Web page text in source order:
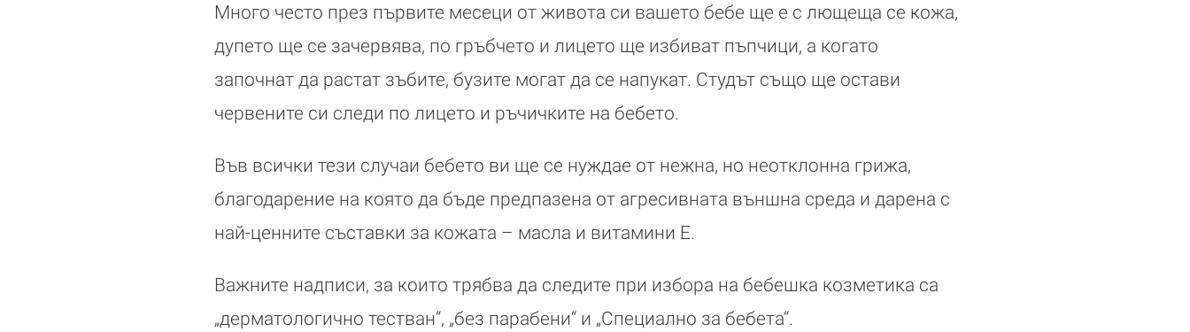
Много често през първите месеци от живота си вашето бебе ще е с лющеща се кожа,
дупето ще се зачервява, по гръбчето и лицето ще избиват пъпчици, а когато
започнат да растат зъбите, бузите могат да се напукат. Студът също ще остави
червените си следи по лицето и ръчичките на бебето.
Във всички тези случаи бебето ви ще се нуждае от нежна, но неотклонна грижа,
благодарение на която да бъде предпазена от агресивната външна среда и дарена с
най-ценните съставки за кожата – масла и витамини Е.
Важните надписи, за които трябва да следите при избора на бебешка козметика са
„дерматологично тестван“, „без парабени“ и „Специално за бебета“.